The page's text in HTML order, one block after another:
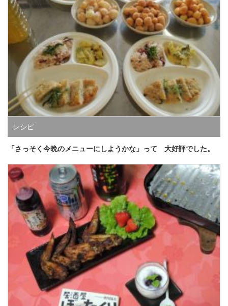
レシピ
「さっそく今晩のメニューにしようかな」って 大好評でした。